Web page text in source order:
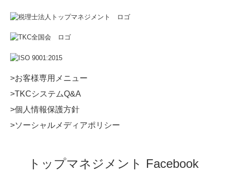
>お客様専用メニュー
>TKCシステムQ&A
>個人情報保護方針
>ソーシャルメディアポリシー
トップマネジメント Facebook